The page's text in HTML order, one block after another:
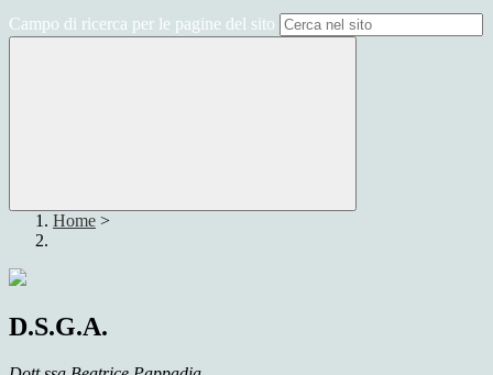
Campo di ricerca per le pagine del sito
Home >
D.S.G.A.